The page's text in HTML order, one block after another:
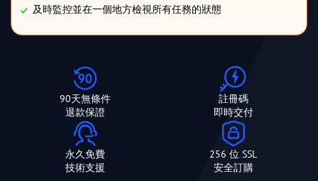
及時監控並在一個地方檢視所有任務的狀態
90天無條件
退款保證
註冊碼
即時交付
永久免費
技術支援
256 位 SSL
安全訂購